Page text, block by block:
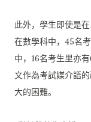
此外，學生即使是
在數學科中，45名
中，16名考生里亦
文作為考試媒介語
大的困難。